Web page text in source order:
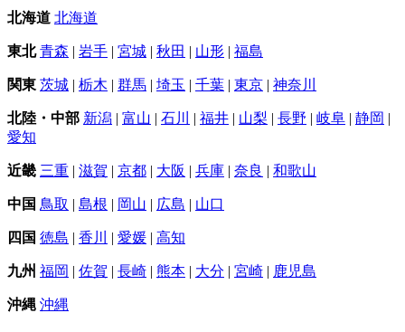
北海道 北海道
東北 青森 | 岩手 | 宮城 | 秋田 | 山形 | 福島
関東 茨城 | 栃木 | 群馬 | 埼玉 | 千葉 | 東京 | 神奈川
北陸・中部 新潟 | 富山 | 石川 | 福井 | 山梨 | 長野 | 岐阜 | 静岡 |
愛知
近畿 三重 | 滋賀 | 京都 | 大阪 | 兵庫 | 奈良 | 和歌山
中国 鳥取 | 島根 | 岡山 | 広島 | 山口
四国 徳島 | 香川 | 愛媛 | 高知
九州 福岡 | 佐賀 | 長崎 | 熊本 | 大分 | 宮崎 | 鹿児島
沖縄 沖縄